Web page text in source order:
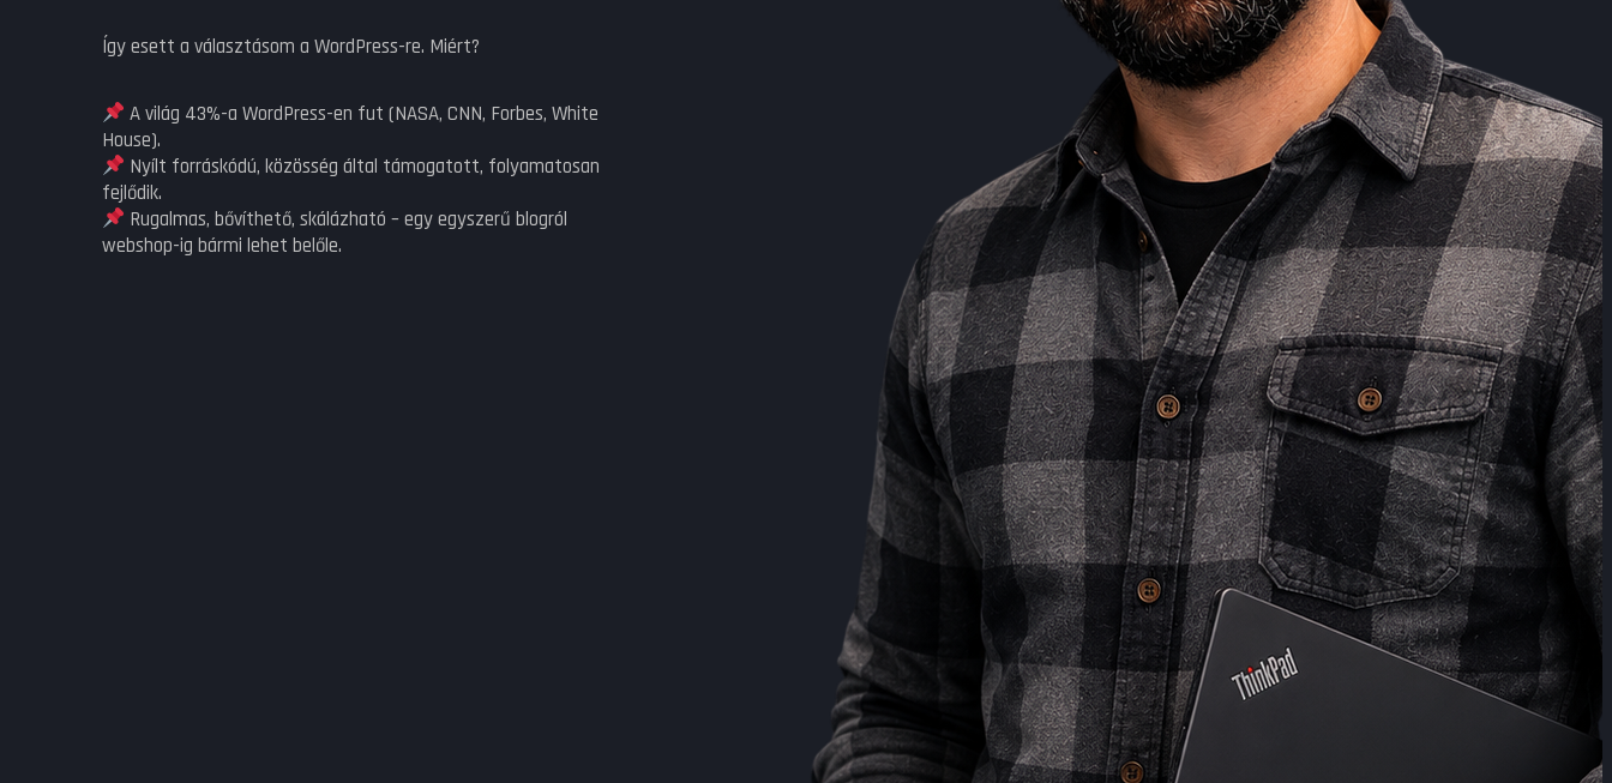
Így esett a választásom a WordPress-re. Miért?
A világ 43%-a WordPress-en fut (NASA, CNN, Forbes, White
House).
Nyílt forráskódú, közösség által támogatott, folyamatosan
fejlődik.
Rugalmas, bővíthető, skálázható – egy egyszerű blogról
webshop-ig bármi lehet belőle.